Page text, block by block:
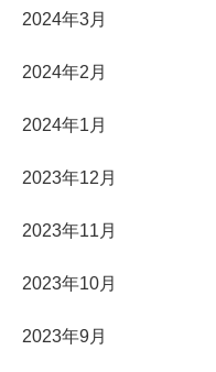
2024年3月
2024年2月
2024年1月
2023年12月
2023年11月
2023年10月
2023年9月